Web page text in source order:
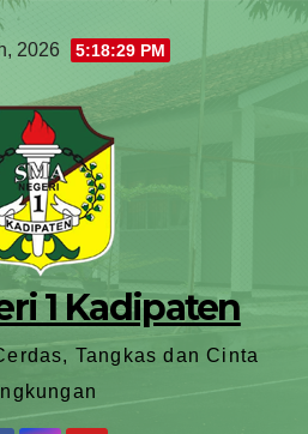
2026 5:18:31 PM
1 Kadipaten
Tangkas dan Cinta